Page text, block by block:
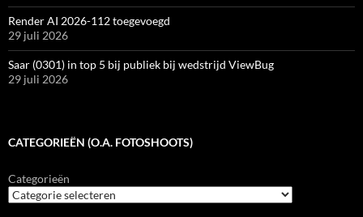
Render AI 2026-112 toegevoegd
29 juli 2026
Saar (0301) in top 5 bij publiek bij wedstrijd ViewBug
29 juli 2026
CATEGORIEËN (O.A. FOTOSHOOTS)
Categorieën